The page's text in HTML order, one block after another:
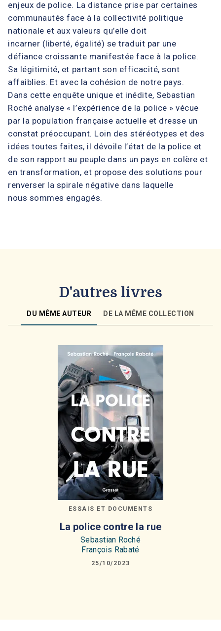
enjeux de police. La distance prise par certaines
communautés face à la collectivité politique
nationale et aux valeurs qu’elle doit
incarner (liberté, égalité) se traduit par une
défiance croissante manifestée face à la police.
Sa légitimité, et partant son efficacité, sont
affaiblies. Et avec la cohésion de notre pays.
Dans cette enquête unique et inédite, Sebastian
Roché analyse « l’expérience de la police » vécue
par la population française actuelle et dresse un
constat préoccupant. Loin des stéréotypes et des
idées toutes faites, il dévoile l’état de la police et
de son rapport au peuple dans un pays en colère et
en transformation, et propose des solutions pour
renverser la spirale négative dans laquelle
nous sommes engagés.
D'autres livres
DU MÊME AUTEUR DE LA MÊME COLLECTION
ESSAIS ET DOCUMENTS
La police contre la rue
Sebastian Roché
François Rabaté
25/10/2023